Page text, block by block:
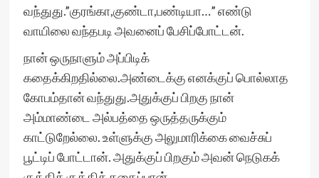
வந்துது.”குரங்கா,குண்டா,பண்டியா…” எண்டு
வாயிலை வந்தபடி அவனைப் பேசிப்போட்டன்.
நான் ஒருநாளும் அப்பிடிக்
கதைக்கிறதில்லை.அண்டைக்கு எனக்குப் பொல்லாத
கோபம்தான் வந்துது.அதுக்குப் பிறகு நான்
அம்மாண்டை அல்பத்தை ஒருத்தருக்கும்
காட்டுறேல்லை. உள்ளுக்கு அலுமாரிக்கை வைச்சுப்
பூட்டிப் போட்டான். அதுக்குப் பிறகும் அவன் நெடுகக்